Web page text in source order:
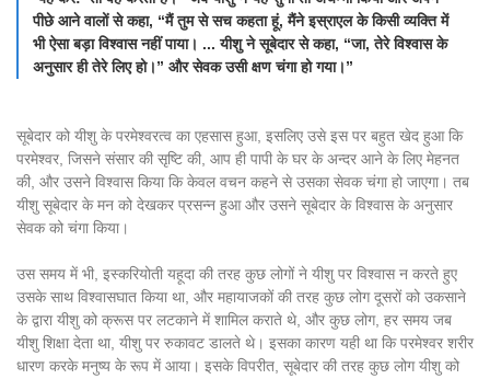
पीछे आने वालों से कहा, “मैं तुम से सच कहता हूं, मैंने इस्राएल के किसी व्यक्ति में
भी ऐसा बड़ा विश्वास नहीं पाया। ... यीशु ने सूबेदार से कहा, “जा, तेरे विश्वास के
अनुसार ही तेरे लिए हो।” और सेवक उसी क्षण चंगा हो गया।”
सूबेदार को यीशु के परमेश्वरत्व का एहसास हुआ, इसलिए उसे इस पर बहुत खेद हुआ कि
परमेश्वर, जिसने संसार की सृष्टि की, आप ही पापी के घर के अन्दर आने के लिए मेहनत
की, और उसने विश्वास किया कि केवल वचन कहने से उसका सेवक चंगा हो जाएगा। तब
यीशु सूबेदार के मन को देखकर प्रसन्न हुआ और उसने सूबेदार के विश्वास के अनुसार
सेवक को चंगा किया।
उस समय में भी, इस्करियोती यहूदा की तरह कुछ लोगों ने यीशु पर विश्वास न करते हुए
उसके साथ विश्वासघात किया था, और महायाजकों की तरह कुछ लोग दूसरों को उकसाने
के द्वारा यीशु को क्रूस पर लटकाने में शामिल कराते थे, और कुछ लोग, हर समय जब
यीशु शिक्षा देता था, यीशु पर रुकावट डालते थे। इसका कारण यही था कि परमेश्वर शरीर
धारण करके मनुष्य के रूप में आया। इसके विपरीत, सूबेदार की तरह कुछ लोग यीशु को